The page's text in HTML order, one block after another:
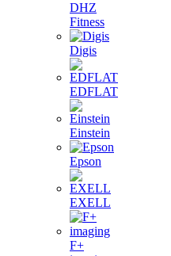
DHZ
Fitness
Digis
EDFLAT
Einstein
Epson
EXELL
F+